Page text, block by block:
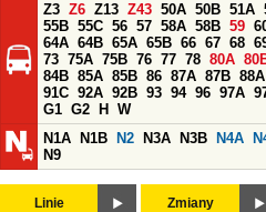
Z3 Z6 Z13 Z43 50A 50B 51A
55B 55C 56 57 58A 58B 59
64A 64B 65A 65B 66 67 68
73 75A 75B 76 77 78 80A
84B 85A 85B 86 87A 87B 88A
91C 92A 92B 93 94 96 97A
G1 G2 H
W
N1A
N1B N2 N3A N3B N4A
N9
Linie Zmiany